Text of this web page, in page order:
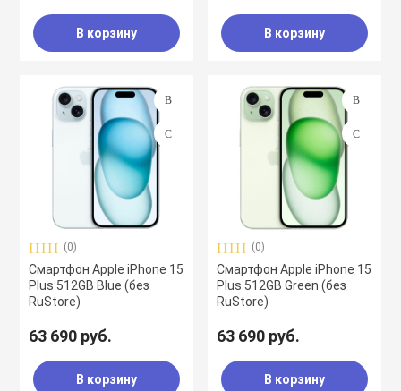
В корзину В корзину
(0)
Смартфон Apple iPhone 15
Plus 512GB Blue (без
RuStore)
63 690 руб.
В корзину
(0)
Смартфон Apple iPhone 15
Plus 512GB Green (без
RuStore)
63 690 руб.
В корзину